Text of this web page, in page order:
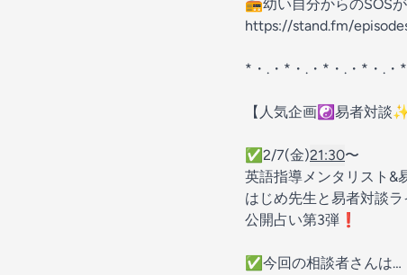
📻️幼い自分からのSOS
https://stand.fm/
*・.・*・.・*・.・*・.・*
【人気企画☯️易者対談✨
✅️2/7(金)21:30〜
英語指導メンタリスト&
はじめ先生と易者対談
公開占い第3弾❗️
✅️今回の相談者さんは…